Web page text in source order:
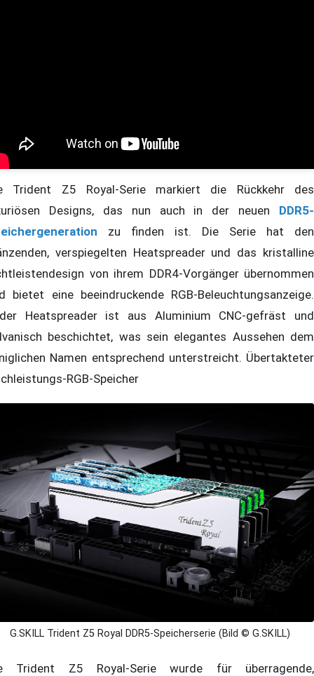
Trident Z5 Royal-Serie markiert die Rückkehr des
Designs, das nun auch in der neuen DDR5-
zu finden ist. Die Serie hat den
verspiegelten Heatspreader und das kristalline
von ihrem DDR4-Vorgänger übernommen
bietet eine beeindruckende RGB-Beleuchtungsanzeige.
Heatspreader ist aus Aluminium CNC-gefräst und
beschichtet, was sein elegantes Aussehen dem
Namen entsprechend unterstreicht. Übertakteter
RGB-Speicher
G.SKILL Trident Z5 Royal DDR5-Speicherserie (Bild © G.SKILL)
Trident Z5 Royal-Serie wurde für überragende,